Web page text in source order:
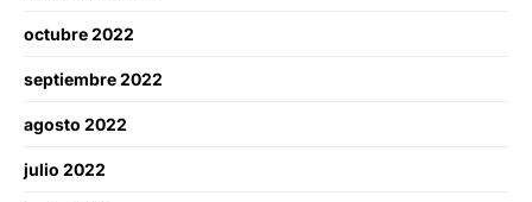
octubre 2022
septiembre 2022
agosto 2022
julio 2022